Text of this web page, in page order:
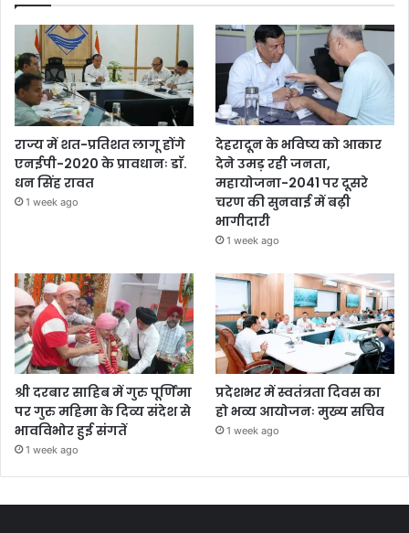
राज्य में शत-प्रतिशत लागू होंगे
एनईपी-2020 के प्रावधानः डाॅ.
धन सिंह रावत
1 week ago
देहरादून के भविष्य को आकार
देने उमड़ रही जनता,
महायोजना-2041 पर दूसरे
चरण की सुनवाई में बढ़ी
भागीदारी
1 week ago
श्री दरबार साहिब में गुरु पूर्णिमा
पर गुरु महिमा के दिव्य संदेश से
भावविभोर हुई संगतें
1 week ago
प्रदेशभर में स्वतंत्रता दिवस का
हो भव्य आयोजनः मुख्य सचिव
1 week ago